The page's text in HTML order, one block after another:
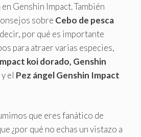
Genshin Impact. También
sobre Cebo de pesca
por qué es importante
para atraer varias especies,
koi dorado, Genshin
y el Pez ángel Genshin Impact
que eres fanático de
¿por qué no echas un vistazo a